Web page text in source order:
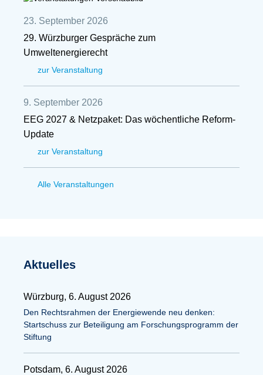
23. September 2026
29. Würzburger Gespräche zum
Umweltenergierecht
zur Veranstaltung
9. September 2026
EEG 2027 & Netzpaket: Das wöchentliche Reform-
Update
zur Veranstaltung
Alle Veranstaltungen
Aktuelles
Würzburg, 6. August 2026
Den Rechtsrahmen der Energiewende neu denken:
Startschuss zur Beteiligung am Forschungsprogramm der
Stiftung
Potsdam, 6. August 2026